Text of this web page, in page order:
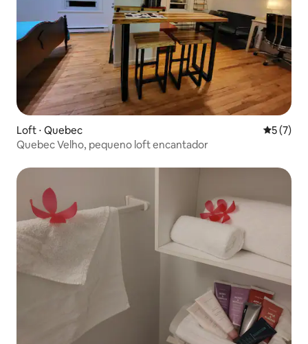
Loft ⋅ Quebec 5 de
5 (7)
Quebec Velho, pequeno loft encantador